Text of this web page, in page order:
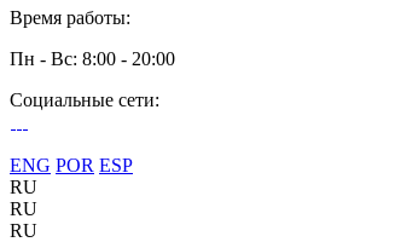
Время работы:
Пн - Вс: 8:00 - 20:00
Социальные сети:
ENG POR ESP
RU
RU
RU